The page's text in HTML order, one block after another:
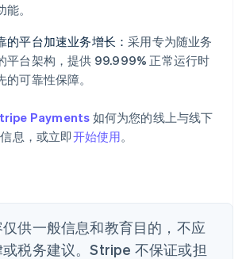
。
的平台加速业务增长：采用专为随业务
平台架构，提供 99.999% 正常运行时
可靠性保障。
Payments如何为您的线上与线下
息，或立即开始使用。
供一般信息和教育目的，不应
税务建议。Stripe 不保证或担